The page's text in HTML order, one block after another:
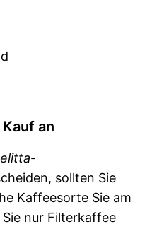
an
-
sollten Sie
Kaffeesorte Sie am
nur Filterkaffee